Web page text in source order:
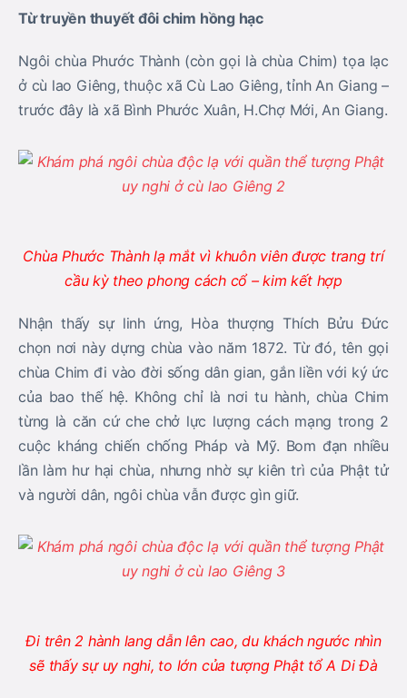
Từ truyền thuyết đôi chim hồng hạc
Ngôi chùa Phước Thành (còn gọi là chùa Chim) tọa lạc
ở cù lao Giêng, thuộc xã Cù Lao Giêng, tỉnh An Giang –
trước đây là xã Bình Phước Xuân, H.Chợ Mới, An Giang.
Chùa Phước Thành lạ mắt vì khuôn viên được trang trí
cầu kỳ theo phong cách cổ – kim kết hợp
Nhận thấy sự linh ứng, Hòa thượng Thích Bửu Đức
chọn nơi này dựng chùa vào năm 1872. Từ đó, tên gọi
chùa Chim đi vào đời sống dân gian, gắn liền với ký ức
của bao thế hệ. Không chỉ là nơi tu hành, chùa Chim
từng là căn cứ che chở lực lượng cách mạng trong 2
cuộc kháng chiến chống Pháp và Mỹ. Bom đạn nhiều
lần làm hư hại chùa, nhưng nhờ sự kiên trì của Phật tử
và người dân, ngôi chùa vẫn được gìn giữ.
Đi trên 2 hành lang dẫn lên cao, du khách ngước nhìn
sẽ thấy sự uy nghi, to lớn của tượng Phật tổ A Di Đà